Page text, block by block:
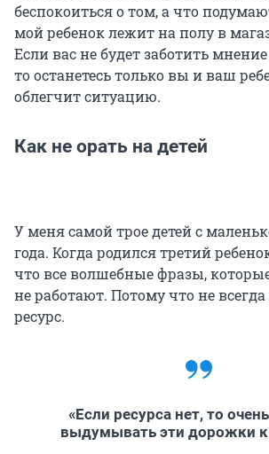
беспокоиться о том, а что
мой ребенок лежит на полу в
Если вас не будет заботить
то останетесь только вы и ваш
облегчит ситуацию.
Как не орать на детей
У меня самой трое детей с
года. Когда родился третий
что все волшебные фразы,
не работают. Потому что не всегда
ресурс.
«Если ресурса нет, то
выдумывать эти дорожки к